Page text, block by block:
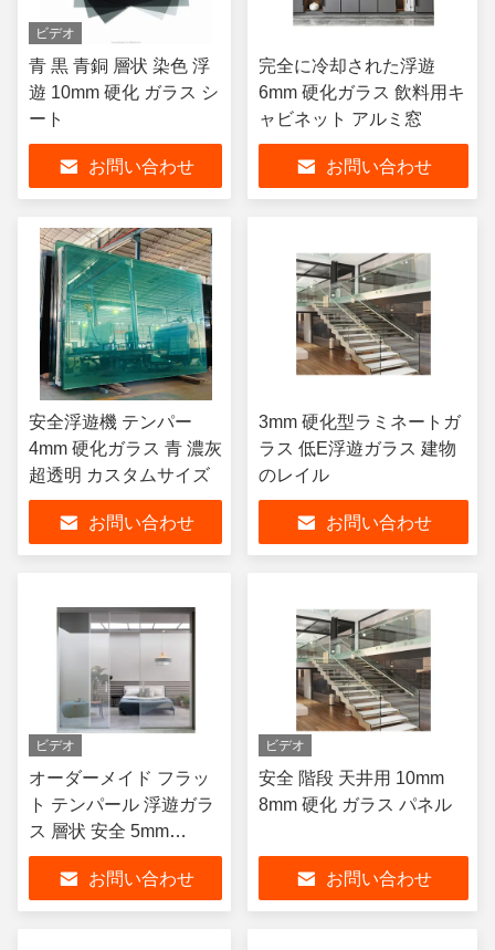
ビデオ
青 黒 青銅 層状 染色 浮
遊 10mm 硬化 ガラス シ
ート
お問い合わせ
完全に冷却された浮遊
6mm 硬化ガラス 飲料用キ
ャビネット アルミ窓
お問い合わせ
安全浮遊機 テンパー
4mm 硬化ガラス 青 濃灰
超透明 カスタムサイズ
お問い合わせ
3mm 硬化型ラミネートガ
ラス 低E浮遊ガラス 建物
のレイル
お問い合わせ
ビデオ
オーダーメイド フラッ
ト テンパール 浮遊ガラ
ス 層状 安全 5mm
5.5mm
お問い合わせ
ビデオ
安全 階段 天井用 10mm
8mm 硬化 ガラス パネル
お問い合わせ